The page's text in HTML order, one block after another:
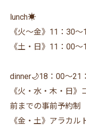
lunch☀️
《火〜金》11：30
《土・日》11：00
dinner🌙18：00〜21
《火・水・木・日》
前までの事前予約制
《金・土》アラカル